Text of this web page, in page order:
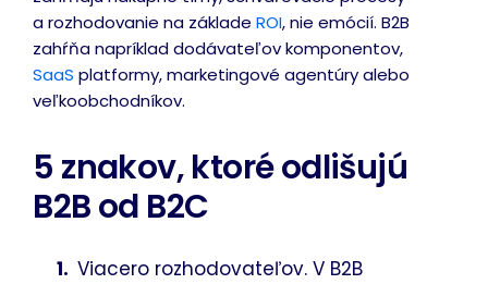
a rozhodovanie na základeROI, nie emócií. B2B
zahŕňa napríklad dodávateľov komponentov,
SaaS platformy, marketingové agentúry alebo
veľkoobchodníkov.
5 znakov, ktoré odlišujú
B2B od B2C
Viacero rozhodovateľov. V B2B